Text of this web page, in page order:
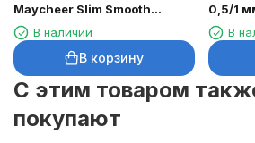
Maycheer Slim Smooth
Eyeliner для глаз
В наличии
В корзину
0,5/1
В
C этим товаром
покупают